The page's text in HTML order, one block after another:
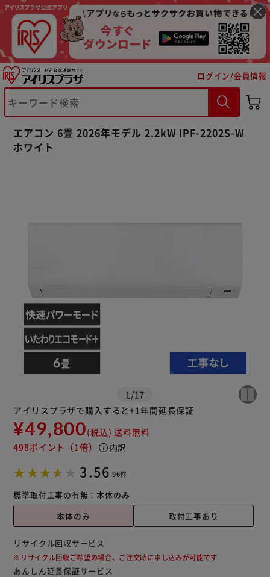
ログイン/会員情報
エアコン 6畳 2026年モデル 2.2kW IPF-2202S-W
ホワイト
1 /17
アイリスプラザで購入すると+1年間延長保証
¥49,800(税込) 送料無料
498ポイント （1倍） info 内訳
3.56 96件
標準取付工事の有無：本体のみ
本体のみ
取付工事あり
リサイクル回収サービス
※リサイクル回収ご希望の場合、ご注文時に申し込みが可能です
あんしん延長保証サービス
※ご確認ください
カートに入れる